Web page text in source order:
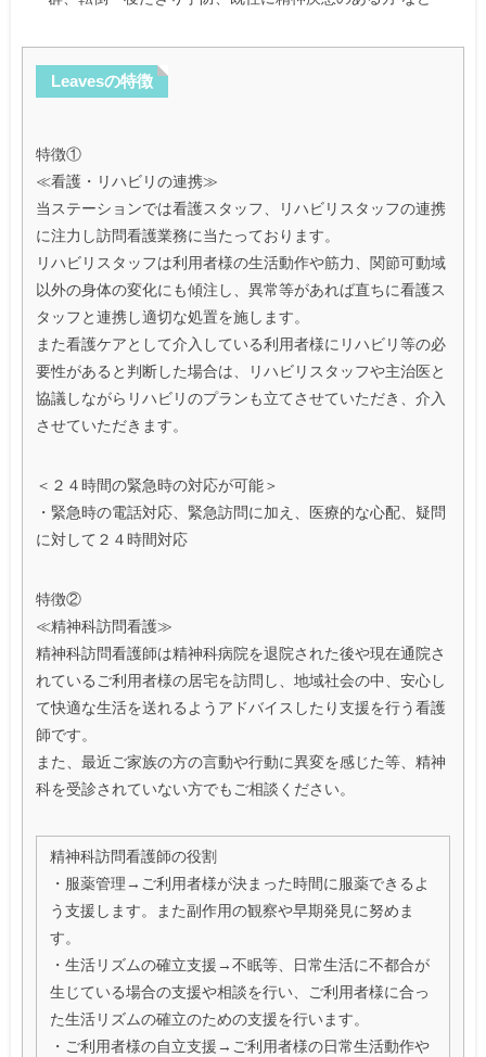
Leavesの特徴
特徴①
≪看護・リハビリの連携≫
当ステーションでは看護スタッフ、リハビリスタッフの連携
に注力し訪問看護業務に当たっております。
リハビリスタッフは利用者様の生活動作や筋力、関節可動域
以外の身体の変化にも傾注し、異常等があれば直ちに看護ス
タッフと連携し適切な処置を施します。
また看護ケアとして介入している利用者様にリハビリ等の必
要性があると判断した場合は、リハビリスタッフや主治医と
協議しながらリハビリのプランも立てさせていただき、介入
させていただきます。
＜２４時間の緊急時の対応が可能＞
・緊急時の電話対応、緊急訪問に加え、医療的な心配、疑問
に対して２４時間対応
特徴②
≪精神科訪問看護≫
精神科訪問看護師は精神科病院を退院された後や現在通院さ
れているご利用者様の居宅を訪問し、地域社会の中、安心し
て快適な生活を送れるようアドバイスしたり支援を行う看護
師です。
また、最近ご家族の方の言動や行動に異変を感じた等、精神
科を受診されていない方でもご相談ください。
精神科訪問看護師の役割
・服薬管理→ご利用者様が決まった時間に服薬できるよ
う支援します。また副作用の観察や早期発見に努めま
す。
・生活リズムの確立支援→不眠等、日常生活に不都合が
生じている場合の支援や相談を行い、ご利用者様に合っ
た生活リズムの確立のための支援を行います。
・ご利用者様の自立支援→ご利用者様の日常生活動作や